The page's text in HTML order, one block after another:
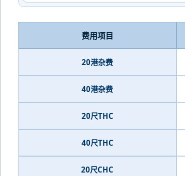
费用项目
20港杂费
40港杂费
20尺THC
40尺THC
20尺CHC